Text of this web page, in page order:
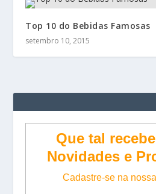
Top 10 do Bebidas Famosas
setembro 10, 2015
Que tal
Novidades e
Cadastre-se na